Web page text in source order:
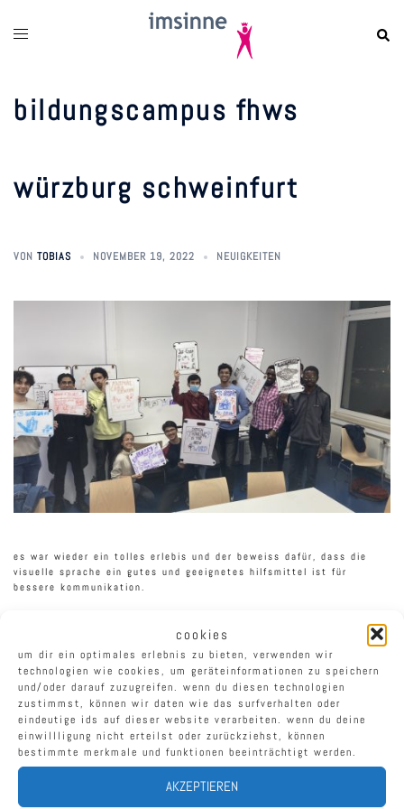
cookies
um dir ein optimales erlebnis zu bieten, verwenden wir
technologien wie cookies, um geräteinformationen zu speichern
und/oder darauf zuzugreifen. wenn du diesen technologien
zustimmst, können wir daten wie das surfverhalten oder
eindeutige ids auf dieser website verarbeiten. wenn du deine
einwillligung nicht erteilst oder zurückziehst, können
bestimmte merkmale und funktionen beeinträchtigt werden.
AKZEPTIEREN
springen
bildungscampus fhws
würzburg schweinfurt
VON TOBIAS NOVEMBER 19, 2022 NEUIGKEITEN
es war wieder ein tolles erlebis und der beweiss dafür, dass die
visuelle sprache ein gutes und geeignetes hilfsmittel ist für
bessere kommunikation.
in 4 stunden erlebt wie man viuelle einfache grafiken gestaltet und
einsetzt.
es hat unendlich viel spaß gemacht und hoffe dass es mehr platz
findet. sowohl in schulen als auch in universitäten.
danke an anca für die tolle organisiation.campus weiterbildung
fhws